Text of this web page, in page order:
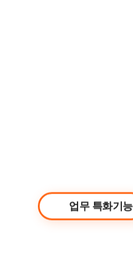
업무 특화기능